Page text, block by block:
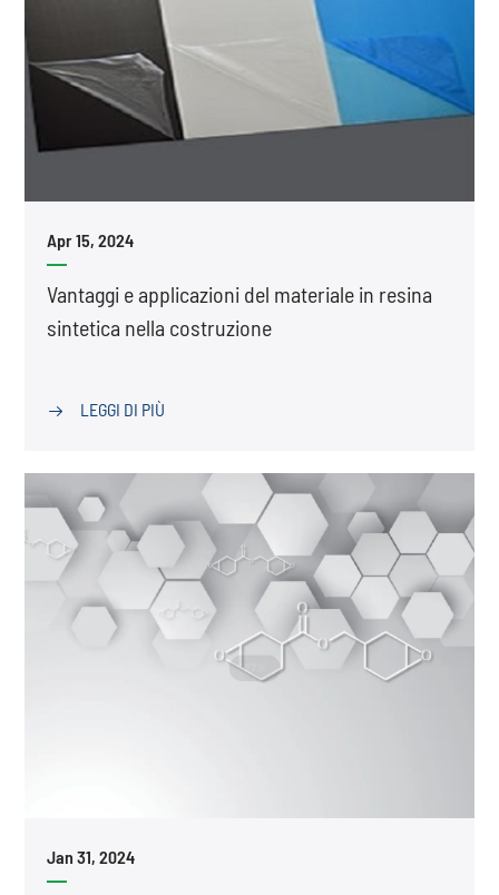
Apr 15, 2024
Vantaggi e applicazioni del materiale in resina
sintetica nella costruzione
 LEGGI DI PIÙ
Jan 31, 2024